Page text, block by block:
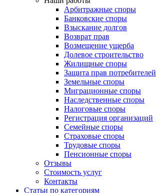
Арбитражные споры
Банковские споры
Взыскание долгов
Возврат прав
Возмещение ущерба
Долевое строительство
Жилищные споры
Защита прав потребителей
Земельные споры
Миграционные споры
Наследственные споры
Налоговые споры
Регистрация организаций
Семейные споры
Страховые споры
Трудовые споры
Пенсионные споры
Отзывы
Стоимость услуг
Контакты
Статьи по категориям